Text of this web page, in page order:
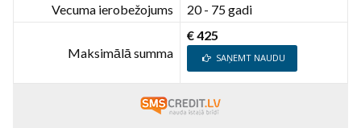
Vecuma ierobežojums
20 - 75 gadi
Maksimālā summa
€ 425
SAŅEMT NAUDU